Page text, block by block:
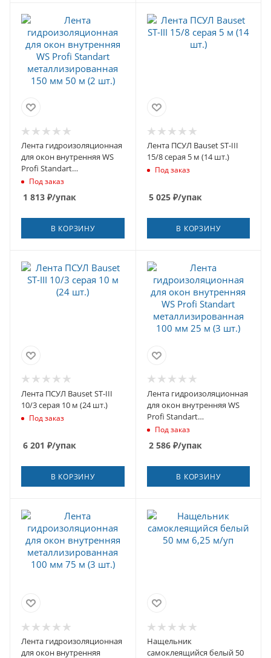
Лента гидроизоляционная
для окон внутренняя WS
Profi Standart
металлизированная 150
мм 50 м (2 шт.)
Под заказ
1 813 ₽/упак
В КОРЗИНУ
Лента ПСУЛ Bauset ST-III
15/8 серая 5 м (14 шт.)
Под заказ
5 025₽/упак
В КОРЗИНУ
Лента ПСУЛ Bauset ST-III
10/3 серая 10 м (24 шт.)
Под заказ
6 201 ₽/упак
В КОРЗИНУ
Лента гидроизоляционная
для окон внутренняя WS
Profi Standart
металлизированная 100
Под заказ
2 586₽/упак
В КОРЗИНУ
Лента гидроизоляционная
для окон внутренняя
Нащельник
самоклеящийся белый 50